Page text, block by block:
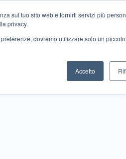
sul tuo sito web e fornirti servizi più
privacy.
dovremo utilizzare solo un
Accetto